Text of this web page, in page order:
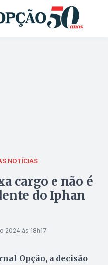
NOTÍCIAS
cargo e não é
do Iphan
2024 às 18h17
Opção, a decisão